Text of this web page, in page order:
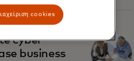
cyber
business
cookies